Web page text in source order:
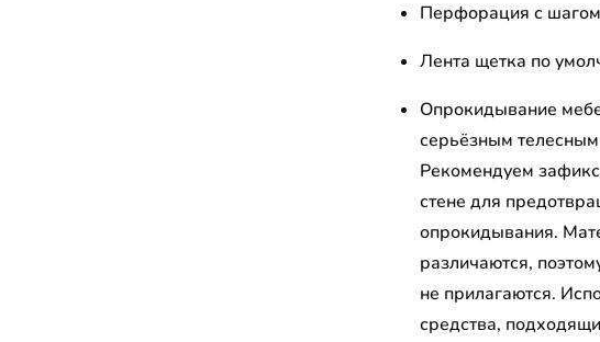
Перфорация с
Лента щетка по
Опрокидывание
серьёзным
Рекомендуем
стене для
опрокидывания.
различаются,
не прилагаются.
средства,